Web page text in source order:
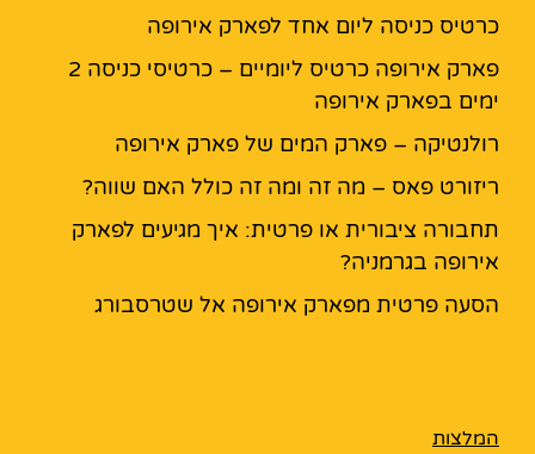
כרטיס כניסה ליום אחד לפארק אירופה
פארק אירופה כרטיס ליומיים – כרטיסי כניסה 2
ימים בפארק אירופה
רולנטיקה – פארק המים של פארק אירופה
ריזורט פאס – מה זה ומה זה כולל האם שווה?
תחבורה ציבורית או פרטית: איך מגיעים לפארק
אירופה בגרמניה?
הסעה פרטית מפארק אירופה אל שטרסבורג
המלצות